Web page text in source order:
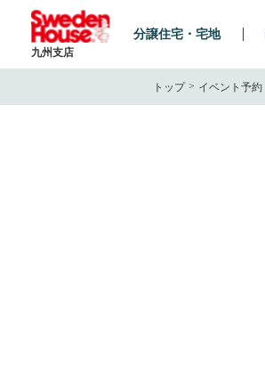
九州支店
分譲住宅・宅地
トップ イベント予約